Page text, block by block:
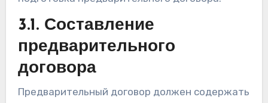
3.1. Составление
предварительного
договора
Предварительный договор должен содержать